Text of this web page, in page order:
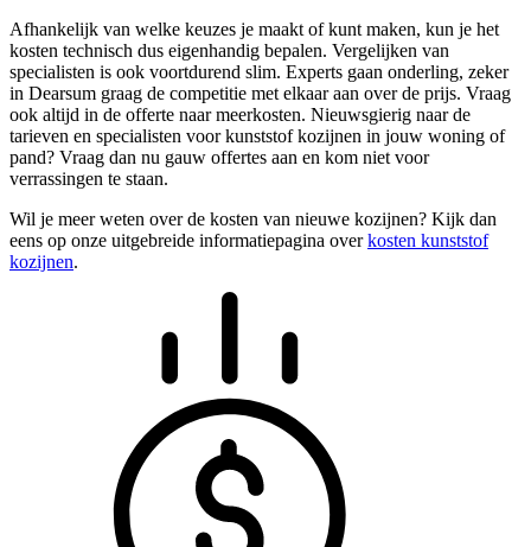
Afhankelijk van welke keuzes je maakt of kunt maken, kun je het
kosten technisch dus eigenhandig bepalen. Vergelijken van
specialisten is ook voortdurend slim. Experts gaan onderling, zeker
in Dearsum graag de competitie met elkaar aan over de prijs. Vraag
ook altijd in de offerte naar meerkosten. Nieuwsgierig naar de
tarieven en specialisten voor kunststof kozijnen in jouw woning of
pand? Vraag dan nu gauw offertes aan en kom niet voor
verrassingen te staan.
Wil je meer weten over de kosten van nieuwe kozijnen? Kijk dan
eens op onze uitgebreide informatiepagina overkosten kunststof
kozijnen.